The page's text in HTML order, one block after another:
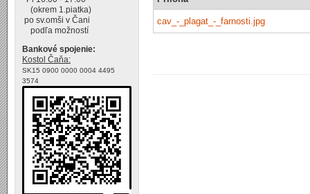
cav_-_plagat_-_farnosti.jpg
(okrem 1.piatka)
po sv.omši v Čani
podľa možností
Bankové spojenie:
Kostol Čaňa:
SK15 0900 0000 0004 4495
3574